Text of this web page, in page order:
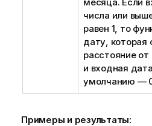
числа или
равен 1, то
дату, которая
расстояние
и входная
умолчанию —
Примеры и результаты: